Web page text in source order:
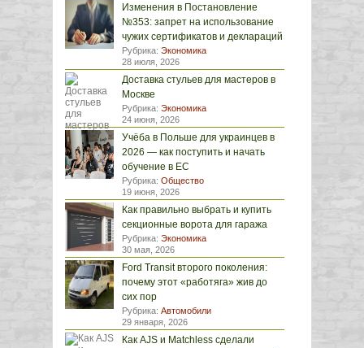
Изменения в Постановление
№353: запрет на использование
чужих сертификатов и деклараций
Рубрика: Экономика
28 июля, 2026
Доставка стульев для мастеров в
Москве
Рубрика: Экономика
24 июня, 2026
Учёба в Польше для украинцев в
2026 — как поступить и начать
обучение в ЕС
Рубрика: Общество
19 июня, 2026
Как правильно выбрать и купить
секционные ворота для гаража
Рубрика: Экономика
30 мая, 2026
Ford Transit второго поколения:
почему этот «работяга» жив до
сих пор
Рубрика: Автомобили
29 января, 2026
Как AJS и Matchless сделали